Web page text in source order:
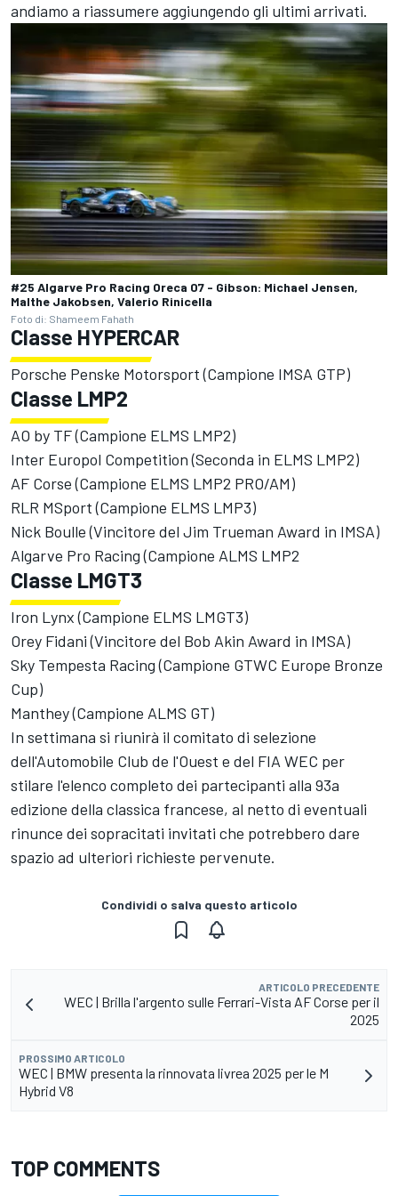
andiamo a riassumere aggiungendo gli ultimi arrivati.
#25 Algarve Pro Racing Oreca 07 - Gibson: Michael Jensen,
Malthe Jakobsen, Valerio Rinicella
Foto di: Shameem Fahath
Classe HYPERCAR
Porsche Penske Motorsport (Campione IMSA GTP)
Classe LMP2
AO by TF (Campione ELMS LMP2)
Inter Europol Competition (Seconda in ELMS LMP2)
AF Corse (Campione ELMS LMP2 PRO/AM)
RLR MSport (Campione ELMS LMP3)
Nick Boulle (Vincitore del Jim Trueman Award in IMSA)
Algarve Pro Racing (Campione ALMS LMP2
Classe LMGT3
Iron Lynx (Campione ELMS LMGT3)
Orey Fidani (Vincitore del Bob Akin Award in IMSA)
Sky Tempesta Racing (Campione GTWC Europe Bronze
Cup)
Manthey (Campione ALMS GT)
In settimana si riunirà il comitato di selezione
dell'Automobile Club de l'Ouest e del FIA WEC per
stilare l'elenco completo dei partecipanti alla 93a
edizione della classica francese, al netto di eventuali
rinunce dei sopracitati invitati che potrebbero dare
spazio ad ulteriori richieste pervenute.
Condividi o salva questo articolo
ARTICOLO PRECEDENTE
WEC | Brilla l'argento sulle Ferrari-Vista AF Corse per il
2025
PROSSIMO ARTICOLO
WEC | BMW presenta la rinnovata livrea 2025 per le M
Hybrid V8
TOP COMMENTS